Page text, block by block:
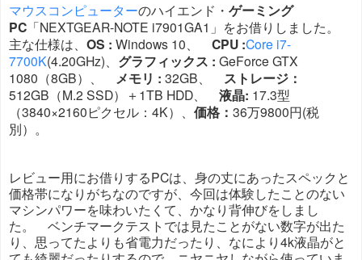
マウスコンピューターのハイエンド・ ゲーミング
PC 「NEXTGEAR-NOTE i7901GA1」をお借りしました。
主な仕様は、 OS : Windows 10、 CPU :Core i7-
7700K(4.20GHz)、 グラフィックス : GeForce GTX
1080（8GB）、 メモリ : 32GB、 ストレージ：
512GB（M.2 SSD）＋1TB HDD、 液晶: 17.3型
（3840×2160ピクセル：4K）、 価格： 36万9800円(税
別）。
レビュー用にお借りするPCは、身の丈にあったスペックと
価格帯になりがちなのですが、今回は体験したことのない
マシンパワーを味わいたくて、かなり背伸びをしまし
た。 ベンチマークテストでは見たことがない数字が出た
り、思ってたよりも省電力だったり、なにより4k液晶がと